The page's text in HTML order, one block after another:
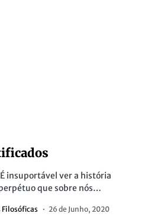
insuportável ver a história
que sobre nós…
Filosóficas 26 de Junho, 2020